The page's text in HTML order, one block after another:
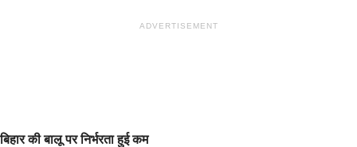
ADVERTISEMENT
बिहार की बालू पर निर्भरता हुई कम